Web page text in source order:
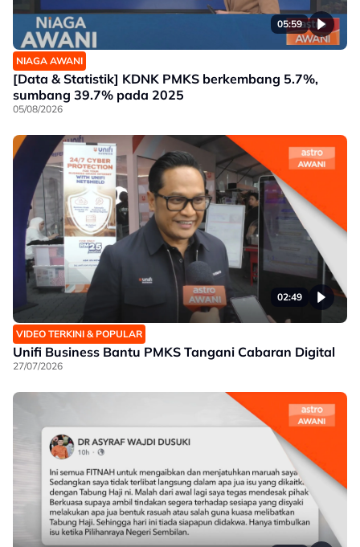
05:59
NIAGA AWANI
[Data & Statistik] KDNK PMKS berkembang 5.7%,
sumbang 39.7% pada 2025
05/08/2026
02:49
VIDEO TERKINI & POPULAR
Unifi Business Bantu PMKS Tangani Cabaran Digital
27/07/2026